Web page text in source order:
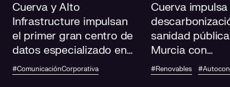
Cuerva y Alto
Infrastructure impulsan
el primer gran centro de
datos especializado en
IA de Andalucía
#ComunicaciónCorporativa
Cuerva
sanidad
Murcia con
autoconsumo
fotovoltaico en
#Renovables